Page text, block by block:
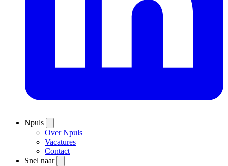
Npuls
Over Npuls
Vacatures
Contact
Snel naar